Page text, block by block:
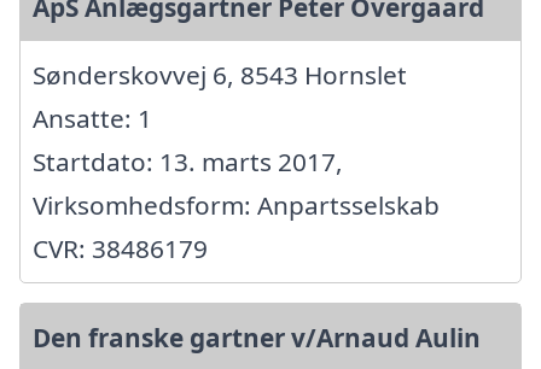
Sønderskovvej 6, 8543 Hornslet
Ansatte: 1
Startdato: 13. marts 2017,
Virksomhedsform: Anpartsselskab
CVR: 38486179
Den franske gartner v/Arnaud Aulin